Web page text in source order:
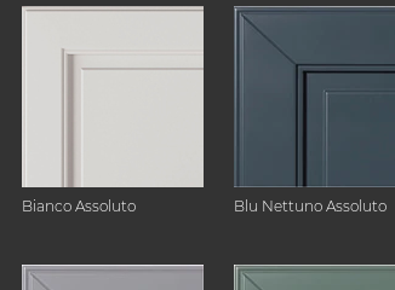
Bianco Assoluto Blu Nettuno Assoluto